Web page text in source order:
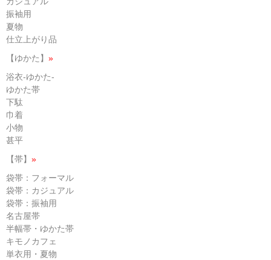
振袖用
夏物
仕立上がり品
【ゆかた】 »
浴衣-ゆかた-
ゆかた帯
下駄
巾着
小物
甚平
【帯】 »
袋帯：フォーマル
袋帯：カジュアル
袋帯：振袖用
名古屋帯
半幅帯・ゆかた帯
キモノカフェ
単衣用・夏物